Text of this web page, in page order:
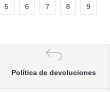
5 6 7 8 9
Política de devoluciones